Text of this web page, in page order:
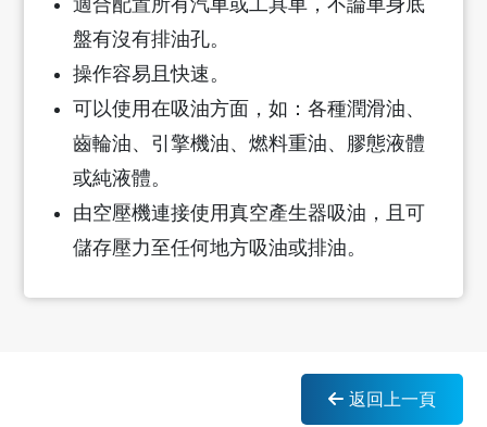
適合配置所有汽車或工具車，不論車身底
盤有沒有排油孔。
操作容易且快速。
可以使用在吸油方面，如：各種潤滑油、
齒輪油、引擎機油、燃料重油、膠態液體
或純液體。
由空壓機連接使用真空產生器吸油，且可
儲存壓力至任何地方吸油或排油。
返回上一頁